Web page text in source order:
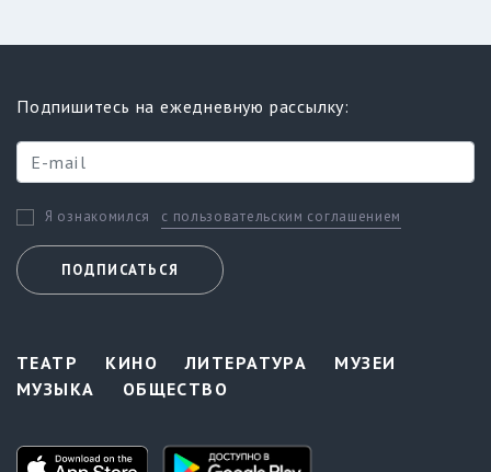
Подпишитесь на ежедневную рассылку:
Я ознакомился с пользовательским соглашением
ПОДПИСАТЬСЯ
ТЕАТР КИНО ЛИТЕРАТУРА
МУЗЕИ
МУЗЫКА
ОБЩЕСТВО